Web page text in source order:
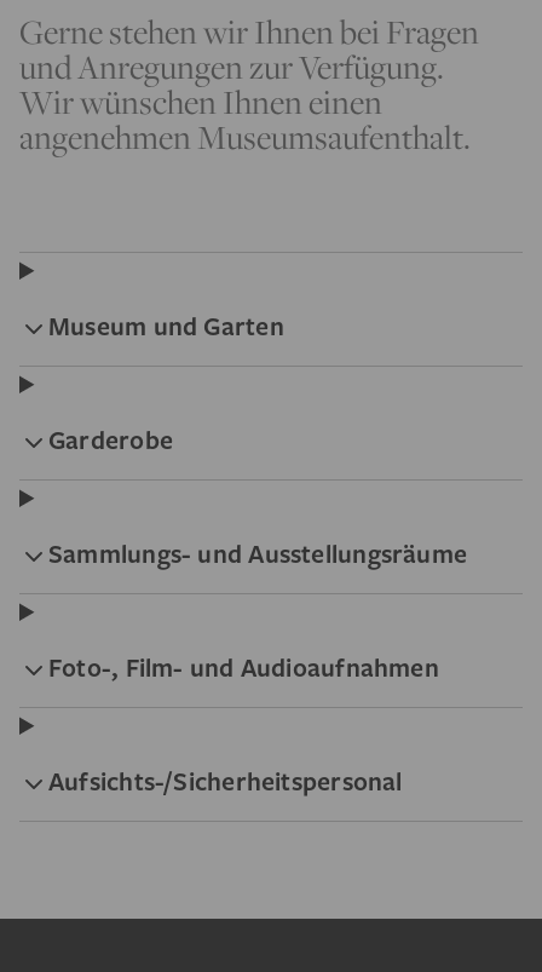
Gerne stehen wir Ihnen bei Fragen
und Anregungen zur Verfügung.
Wir wünschen Ihnen einen
angenehmen Museumsaufenthalt.
Museum und Garten
Garderobe
Sammlungs- und Ausstellungsräume
Foto-, Film- und Audioaufnahmen
Aufsichts-/Sicherheitspersonal